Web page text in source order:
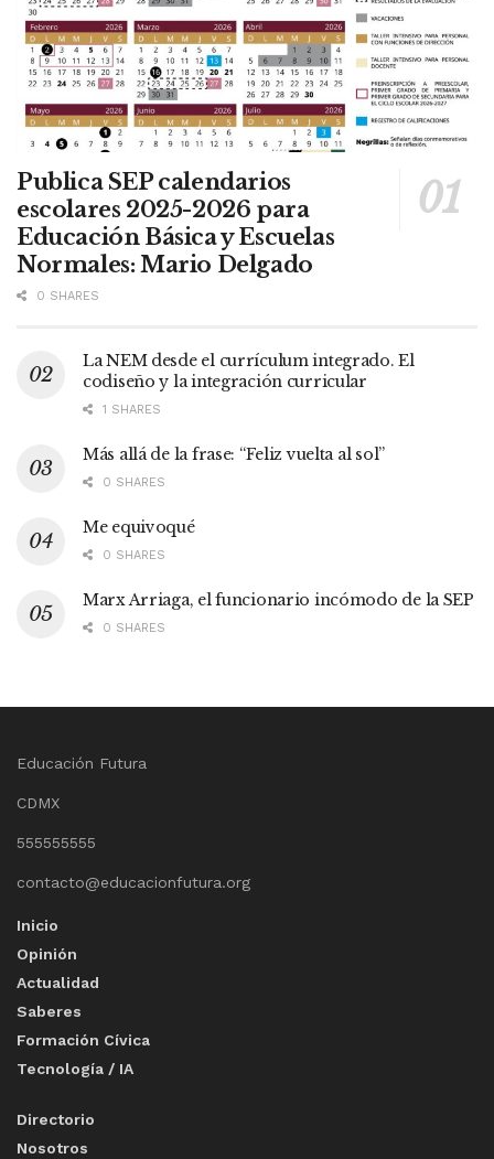
Publica SEP calendarios
escolares 2025-2026 para
Educación Básica y Escuelas
Normales: Mario Delgado
0 SHARES
La NEM desde el currículum integrado. El
codiseño y la integración curricular
1 SHARES
Más allá de la frase: “Feliz vuelta al sol”
0 SHARES
Me equivoqué
0 SHARES
Marx Arriaga, el funcionario incómodo de la SEP
0 SHARES
Educación Futura
CDMX
555555555
contacto@educacionfutura.org
Inicio
Opinión
Actualidad
Saberes
Formación Cívica
Tecnología / IA
Directorio
Nosotros